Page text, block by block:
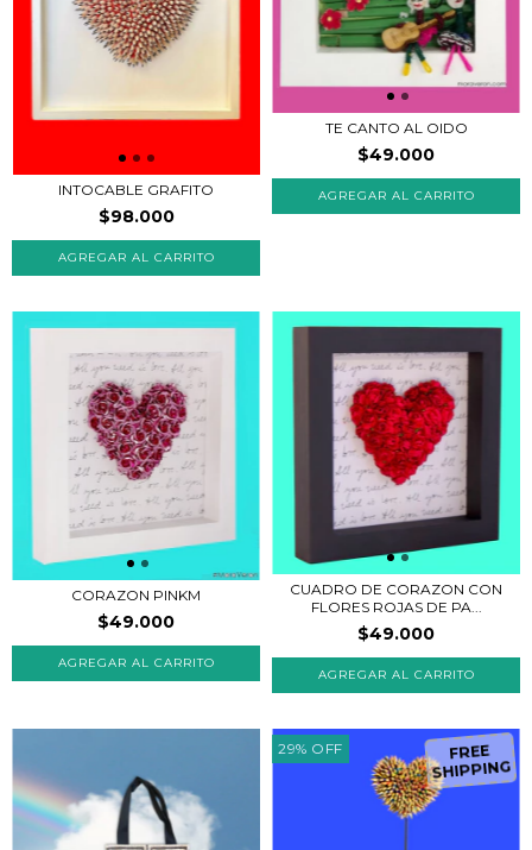
INTOCABLE GRAFITO
$98.000
AGREGAR AL CARRITO
TE CANTO AL OIDO
$49.000
CORAZON PINKM
$49.000
AGREGAR AL CARRITO
CUADRO DE CORAZON CON
FLORES ROJAS DE PA...
$49.000
AGREGAR AL CARRITO
29% OFF FREE
SHIPPING